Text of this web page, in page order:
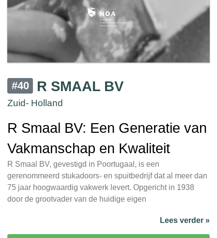
#40 R SMAAL BV
Zuid- Holland
R Smaal BV: Een Generatie van
Vakmanschap en Kwaliteit
R Smaal BV, gevestigd in Poortugaal, is een
gerenommeerd stukadoors- en spuitbedrijf dat al meer dan
75 jaar hoogwaardig vakwerk levert. Opgericht in 1938
door de grootvader van de huidige eigen
Lees verder »